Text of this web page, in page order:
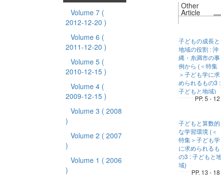
Volume 7 (
2012-12-20 )
Volume 6 (
2011-12-20 )
Volume 5 (
2010-12-15 )
Volume 4 (
2009-12-15 )
Volume 3 ( 2008
)
Volume 2 ( 2007
)
Volume 1 ( 2006
)
Other
Article
子どもの成長と
地域の役割 : 沖
縄・糸満市の事
例から (＜特集
＞子ども学に求
められるもの3 :
子どもと地域)
PP. 5 - 12
子どもと算数的
な学習環境 (＜
特集＞子ども学
に求められるも
の3 : 子どもと
域)
PP. 13 - 18